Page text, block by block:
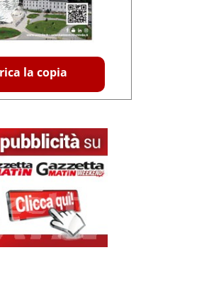
la copia